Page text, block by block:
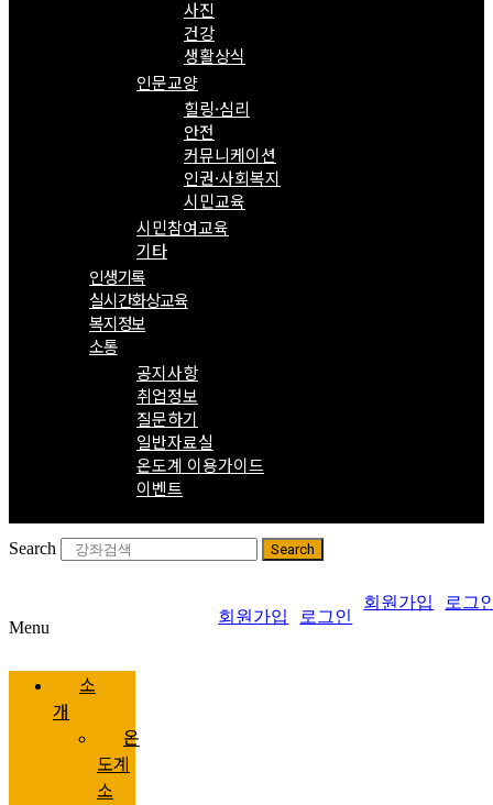
사진
건강
생활상식
인문교양
힐링·심리
안전
커뮤니케이션
인권·사회복지
시민교육
시민참여교육
기타
인생기록
실시간화상교육
복지정보
소통
공지사항
취업정보
질문하기
일반자료실
온도계 이용가이드
이벤트
Search Search
회원가입 로그
회원가입 로그인
Menu
소
개
온
도계
소